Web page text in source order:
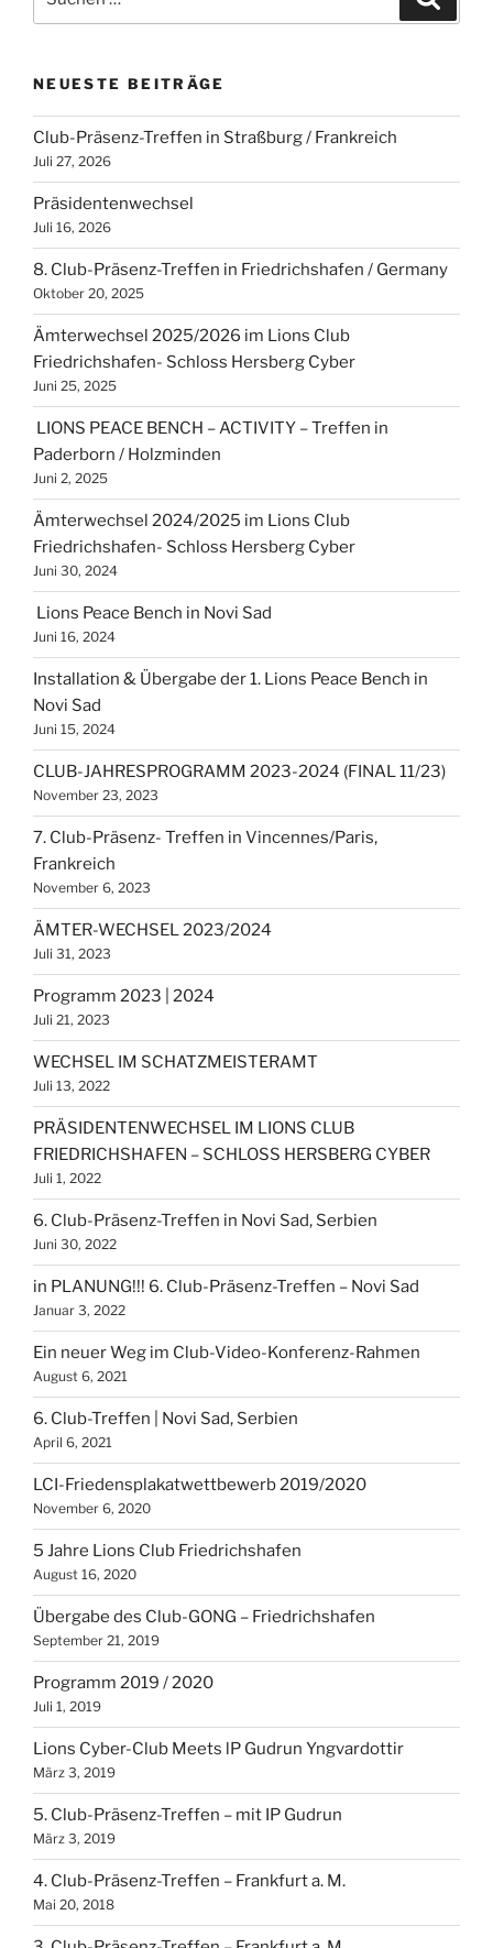
nach:
NEUESTE BEITRÄGE
Club-Präsenz-Treffen in Straßburg / Frankreich
Juli 27, 2026
Präsidentenwechsel
Juli 16, 2026
8. Club-Präsenz-Treffen in Friedrichshafen / Germany
Oktober 20, 2025
Ämterwechsel 2025/2026 im Lions Club
Friedrichshafen- Schloss Hersberg Cyber
Juni 25, 2025
LIONS PEACE BENCH – ACTIVITY – Treffen in
Paderborn / Holzminden
Juni 2, 2025
Ämterwechsel 2024/2025 im Lions Club
Friedrichshafen- Schloss Hersberg Cyber
Juni 30, 2024
Lions Peace Bench in Novi Sad
Juni 16, 2024
Installation & Übergabe der 1. Lions Peace Bench in
Novi Sad
Juni 15, 2024
CLUB-JAHRESPROGRAMM 2023-2024 (FINAL 11/23)
November 23, 2023
7. Club-Präsenz- Treffen in Vincennes/Paris,
Frankreich
November 6, 2023
ÄMTER-WECHSEL 2023/2024
Juli 31, 2023
Programm 2023 | 2024
Juli 21, 2023
WECHSEL IM SCHATZMEISTERAMT
Juli 13, 2022
PRÄSIDENTENWECHSEL IM LIONS CLUB
FRIEDRICHSHAFEN – SCHLOSS HERSBERG CYBER
Juli 1, 2022
6. Club-Präsenz-Treffen in Novi Sad, Serbien
Juni 30, 2022
in PLANUNG!!! 6. Club-Präsenz-Treffen – Novi Sad
Januar 3, 2022
Ein neuer Weg im Club-Video-Konferenz-Rahmen
August 6, 2021
6. Club-Treffen | Novi Sad, Serbien
April 6, 2021
LCI-Friedensplakatwettbewerb 2019/2020
November 6, 2020
5 Jahre Lions Club Friedrichshafen
August 16, 2020
Übergabe des Club-GONG – Friedrichshafen
September 21, 2019
Programm 2019 / 2020
Juli 1, 2019
Lions Cyber-Club Meets lP Gudrun Yngvardottir
März 3, 2019
5. Club-Präsenz-Treffen – mit IP Gudrun
März 3, 2019
4. Club-Präsenz-Treffen – Frankfurt a. M.
Mai 20, 2018